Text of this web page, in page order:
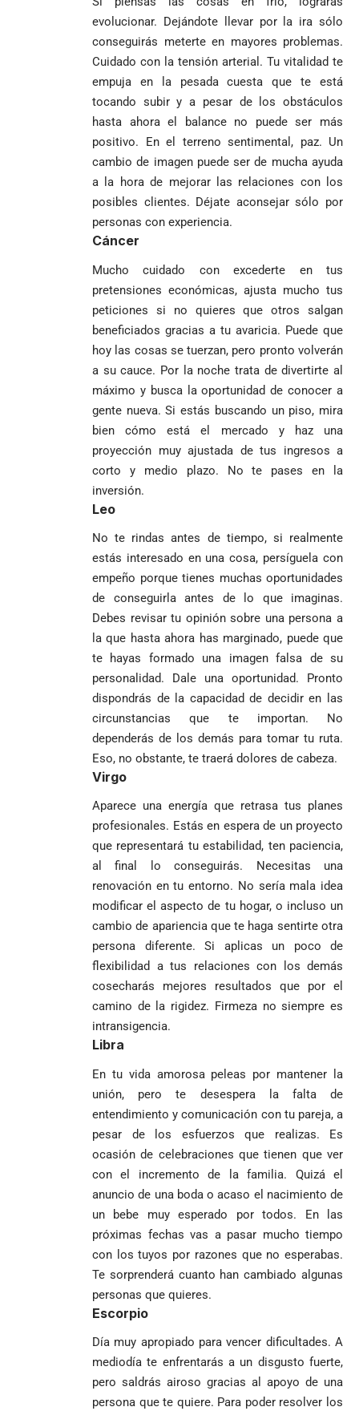
evolucionar. Dejándote llevar por la ira sólo
conseguirás meterte en mayores problemas.
Cuidado con la tensión arterial. Tu vitalidad te
empuja en la pesada cuesta que te está
tocando subir y a pesar de los obstáculos
hasta ahora el balance no puede ser más
positivo. En el terreno sentimental, paz. Un
cambio de imagen puede ser de mucha ayuda
a la hora de mejorar las relaciones con los
posibles clientes. Déjate aconsejar sólo por
personas con experiencia.
Cáncer
Mucho cuidado con excederte en tus
pretensiones económicas, ajusta mucho tus
peticiones si no quieres que otros salgan
beneficiados gracias a tu avaricia. Puede que
hoy las cosas se tuerzan, pero pronto volverán
a su cauce. Por la noche trata de divertirte al
máximo y busca la oportunidad de conocer a
gente nueva. Si estás buscando un piso, mira
bien cómo está el mercado y haz una
proyección muy ajustada de tus ingresos a
corto y medio plazo. No te pases en la
inversión.
Leo
No te rindas antes de tiempo, si realmente
estás interesado en una cosa, persíguela con
empeño porque tienes muchas oportunidades
de conseguirla antes de lo que imaginas.
Debes revisar tu opinión sobre una persona a
la que hasta ahora has marginado, puede que
te hayas formado una imagen falsa de su
personalidad. Dale una oportunidad. Pronto
dispondrás de la capacidad de decidir en las
circunstancias que te importan. No
dependerás de los demás para tomar tu ruta.
Eso, no obstante, te traerá dolores de cabeza.
Virgo
Aparece una energía que retrasa tus planes
profesionales. Estás en espera de un proyecto
que representará tu estabilidad, ten paciencia,
al final lo conseguirás. Necesitas una
renovación en tu entorno. No sería mala idea
modificar el aspecto de tu hogar, o incluso un
cambio de apariencia que te haga sentirte otra
persona diferente. Si aplicas un poco de
flexibilidad a tus relaciones con los demás
cosecharás mejores resultados que por el
camino de la rigidez. Firmeza no siempre es
intransigencia.
Libra
En tu vida amorosa peleas por mantener la
unión, pero te desespera la falta de
entendimiento y comunicación con tu pareja, a
pesar de los esfuerzos que realizas. Es
ocasión de celebraciones que tienen que ver
con el incremento de la familia. Quizá el
anuncio de una boda o acaso el nacimiento de
un bebe muy esperado por todos. En las
próximas fechas vas a pasar mucho tiempo
con los tuyos por razones que no esperabas.
Te sorprenderá cuanto han cambiado algunas
personas que quieres.
Escorpio
Día muy apropiado para vencer dificultades. A
mediodía te enfrentarás a un disgusto fuerte,
pero saldrás airoso gracias al apoyo de una
persona que te quiere. Para poder resolver los
Fico Gutiérrez
demanda
de Quintero en
Supersalud y
pide
suspensión
cargo
Tribunal de
niega pérdida
de investidura
a concejales
de Medellín
«Gury»
Rodríguez y
Damián Pérez
Federico
Gutiérrez
envía
documentos
al FBI, DEA y
Congreso
contra la ‘paz
total’ por
presuntos
beneficios a
criminales
Más de 700
estudiantes
indígenas,
afrodescendientes
campesinos
inician nueva
jornada académica
Diócesis de
Sonsón-Rionegro
rechaza fotos
tomadas en
templo de Guarne y
ordena acto de
Falleció el padre
Humberto de
Jesús Hincapié
sacerdote de la
Diócesis de
Girardota, Párroco
de Yolombo
escrutinio
Gustavo Petro
afirma que “no
se puede
proclamar
presidente” y
pide esperar
los
oficiales
Abelardo de la
Espriella es
presidente de
Colombia tras
una histórica y
reñida
Uribe
arremete
contra Petro y
lo
responsabiliza
por la crisis de
la salud en
Colombia
Costa de
Marfil
sorprende a
Ecuador en el
y acaba con su
invicto de 19
Japón rescata
un empate
agónico ante
Países Bajos
en un vibrante
mundialista
Alemania no
goleó 7-1 a un
valiente
Curazao en su
debut
mundialista
Pantalla & Dial.
Acoso sexual en
medios: Nueva
presuntamente lo
Medellín: un
camino que no
abandonarse
LA POLICRISIS
COMO HERENCIA
Más de 700
estudiantes
indígenas,
afrodescendientes
y mestizos
campesinos
inician nueva
jornada académica
Cardenal Rueda
pide desarmar el
construir juntos
una Colombia
reconciliada
Diócesis de
Sonsón-Rionegro
rechaza fotos
tomadas en
templo de Guarne y
ordena acto de
desagravio